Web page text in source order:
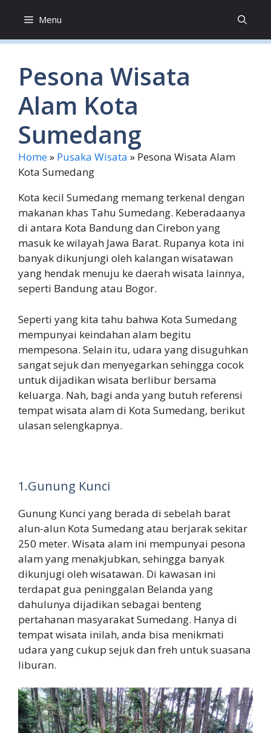
content
Menu
Pesona Wisata
Alam Kota
Sumedang
Home» Pusaka Wisata » Pesona Wisata Alam
Kota Sumedang
Kota kecil Sumedang memang terkenal dengan
makanan khas Tahu Sumedang. Keberadaanya
di antara Kota Bandung dan Cirebon yang
masuk ke wilayah Jawa Barat. Rupanya kota ini
banyak dikunjungi oleh kalangan wisatawan
yang hendak menuju ke daerah wisata lainnya,
seperti Bandung atau Bogor.
Seperti yang kita tahu bahwa Kota Sumedang
mempunyai keindahan alam begitu
mempesona. Selain itu, udara yang disuguhkan
sangat sejuk dan menyegarkan sehingga cocok
untuk dijadikan wisata berlibur bersama
keluarga. Nah, bagi anda yang butuh referensi
tempat wisata alam di Kota Sumedang, berikut
ulasan selengkapnya.
1.Gunung Kunci
Gunung Kunci yang berada di sebelah barat
alun-alun Kota Sumedang atau berjarak sekitar
250 meter. Wisata alam ini mempunyai pesona
alam yang menakjubkan, sehingga banyak
dikunjugi oleh wisatawan. Di kawasan ini
terdapat gua peninggalan Belanda yang
dahulunya dijadikan sebagai benteng
pertahanan masyarakat Sumedang. Hanya di
tempat wisata inilah, anda bisa menikmati
udara yang cukup sejuk dan freh untuk suasana
liburan.